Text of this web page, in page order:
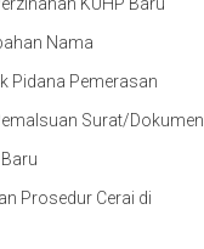
Nama
Pidana Pemerasan
Surat/Dokumen
Prosedur Cerai di